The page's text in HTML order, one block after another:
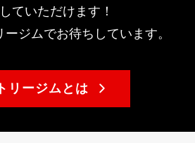
ていただけます！
ジムでお待ちしています。
リージムとは